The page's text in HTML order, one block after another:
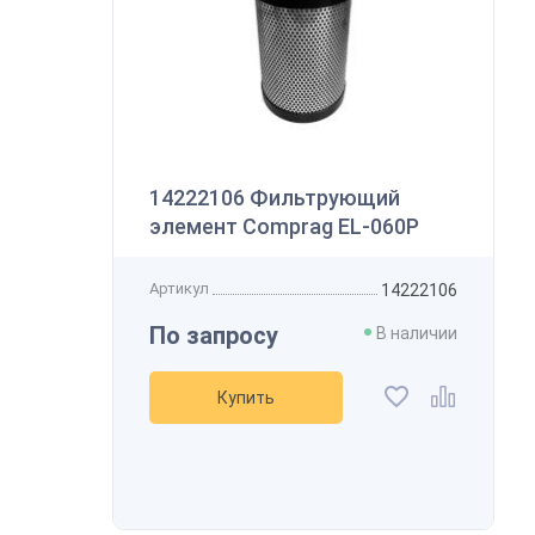
14222106 Фильтрующий
элемент Comprag EL-060P
Артикул 14222106
По запросу В наличии
Купить